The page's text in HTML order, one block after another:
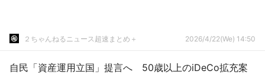
２ちゃんねるニュース超速まとめ＋ 2026/4/22(We) 14:50
自民「資産運用立国」提言へ 50歳以上のiDeCo拡充案